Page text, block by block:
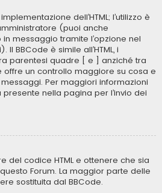
dell’HTML; l’utilizzo è
(puoi anche
messaggio tramite l’opzione nel
BBCode è simile all’HTML, i
parentesi quadre [ e ] anziché tra
offre un controllo maggiore su cosa e
Per maggiori informazioni
nella pagina per l’invio dei
del codice HTML e ottenere che sia
Forum. La maggior parte delle
sostituita dal BBCode.